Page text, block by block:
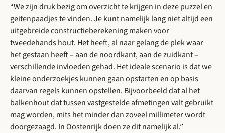
“We zijn druk bezig om overzicht te krijgen in deze puzzel en
geitenpaadjes te vinden. Je kunt namelijk lang niet altijd een
uitgebreide constructieberekening maken voor
tweedehands hout. Het heeft, al naar gelang de plek waar
het gestaan heeft – aan de noordkant, aan de zuidkant –
verschillende invloeden gehad. Het ideale scenario is dat we
kleine onderzoekjes kunnen gaan opstarten en op basis
daarvan regels kunnen opstellen. Bijvoorbeeld dat al het
balkenhout dat tussen vastgestelde afmetingen valt gebruikt
mag worden, mits het minder dan zoveel millimeter wordt
doorgezaagd. In Oostenrijk doen ze dit namelijk al.”